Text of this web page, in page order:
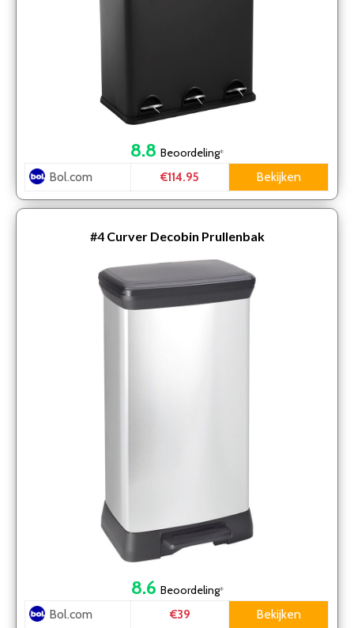
8.8 Beoordeling*
Bol.com €114.95 Bekijken
#4 Curver Decobin Prullenbak
8.6 Beoordeling*
Bol.com €39 Bekijken